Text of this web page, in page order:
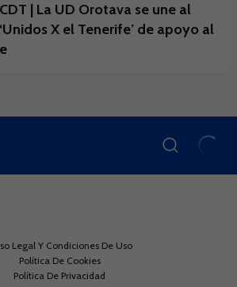
| La UD Orotava se une al
X el Tenerife’ de apoyo al
Legal Y Condiciones De Uso
Política De Cookies
Política De Privacidad